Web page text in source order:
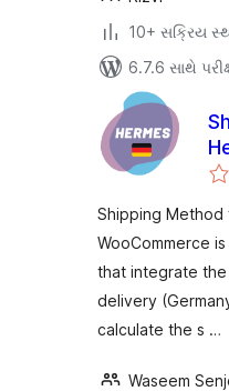
10+ સક્રિય
6.7.6 સાથે
Shipping Method
WooCommerce
that integrate the
delivery
calculate the s …
Waseem